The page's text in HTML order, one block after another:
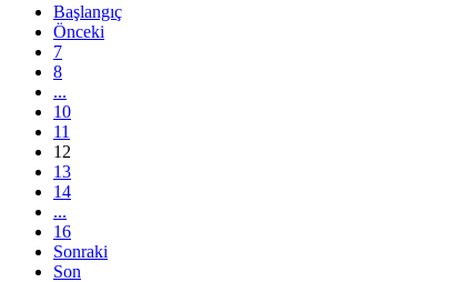
Başlangıç
Önceki
7
8
...
10
11
12
13
14
...
16
Sonraki
Son